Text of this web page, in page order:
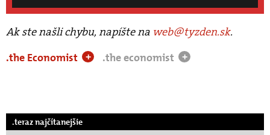
Ak ste našli chybu, napíšte na web@tyzden.sk.
.the Economist
+ .the economist +
.teraz najčítanejšie